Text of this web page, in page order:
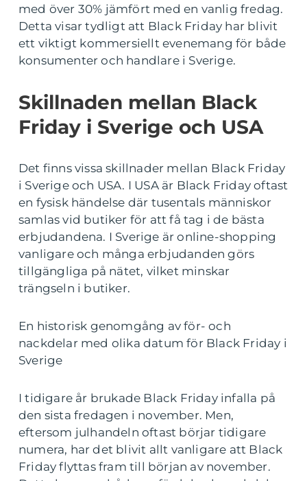
med över 30% jämfört med en vanlig fredag.
Detta visar tydligt att Black Friday har blivit
ett viktigt kommersiellt evenemang för både
konsumenter och handlare i Sverige.
Skillnaden mellan Black
Friday i Sverige och USA
Det finns vissa skillnader mellan Black Friday
i Sverige och USA. I USA är Black Friday oftast
en fysisk händelse där tusentals människor
samlas vid butiker för att få tag i de bästa
erbjudandena. I Sverige är online-shopping
vanligare och många erbjudanden görs
tillgängliga på nätet, vilket minskar
trängseln i butiker.
En historisk genomgång av för- och
nackdelar med olika datum för Black Friday i
Sverige
I tidigare år brukade Black Friday infalla på
den sista fredagen i november. Men,
eftersom julhandeln oftast börjar tidigare
numera, har det blivit allt vanligare att Black
Friday flyttas fram till början av november.